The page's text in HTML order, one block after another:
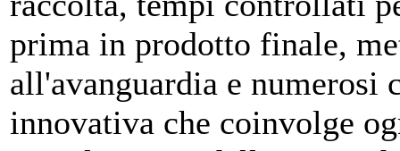
prima in prodotto finale,
all'avanguardia e
innovativa che coinvolge